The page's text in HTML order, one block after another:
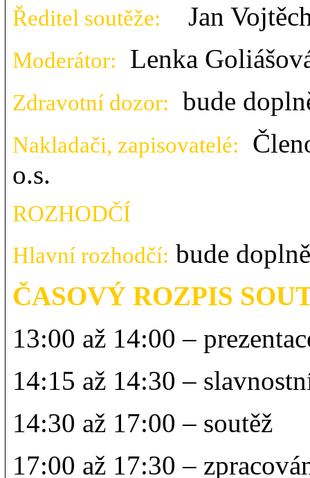
Ředitel soutěže: Jan
Moderátor: Lenka
Zdravotní dozor: bude
Nakladači, zapisovatelé:
o.s.
ROZHODČÍ
Hlavní rozhodčí: bude
ČASOVÝ ROZPIS
13:00 až 14:00 –
14:15 až 14:30 –
14:30 až 17:00 – soutěž
17:00 až 17:30 –